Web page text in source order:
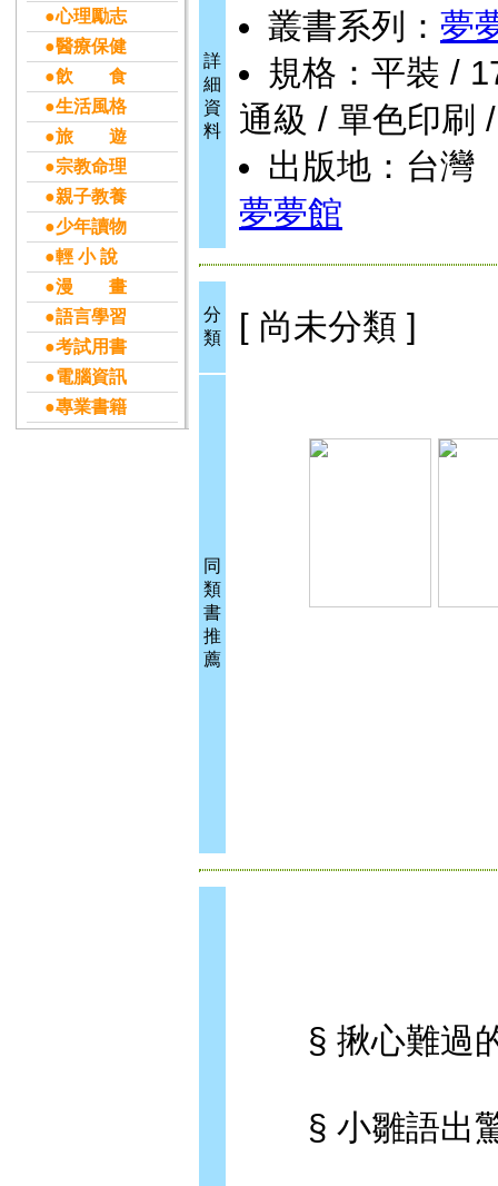
●心理勵志
●醫療保健
●飲 食
●生活風格
●旅 遊
●宗教命理
●親子教養
●少年讀物
●輕 小 說
●漫 畫
●語言學習
●考試用書
●電腦資訊
●專業書籍
詳
細
資
料
叢書系列： 夢
規格：平裝 /
通級 / 單色印刷
出版地：台灣
夢夢館
分
類
[ 尚未分類 ]
同
類
書
推
薦
§ 揪心難過
§ 小雛語出驚